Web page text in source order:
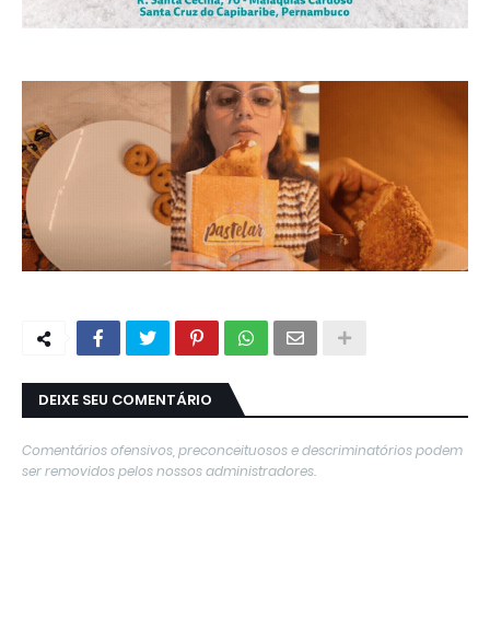
DEIXE SEU COMENTÁRIO
Comentários ofensivos, preconceituosos e descriminatórios podem
ser removidos pelos nossos administradores.